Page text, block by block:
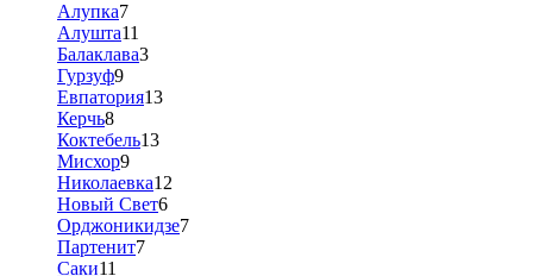
Алупка7
Алушта11
Балаклава3
Гурзуф9
Евпатория13
Керчь8
Коктебель13
Мисхор9
Николаевка12
Новый Свет6
Орджоникидзе7
Партенит7
Саки11